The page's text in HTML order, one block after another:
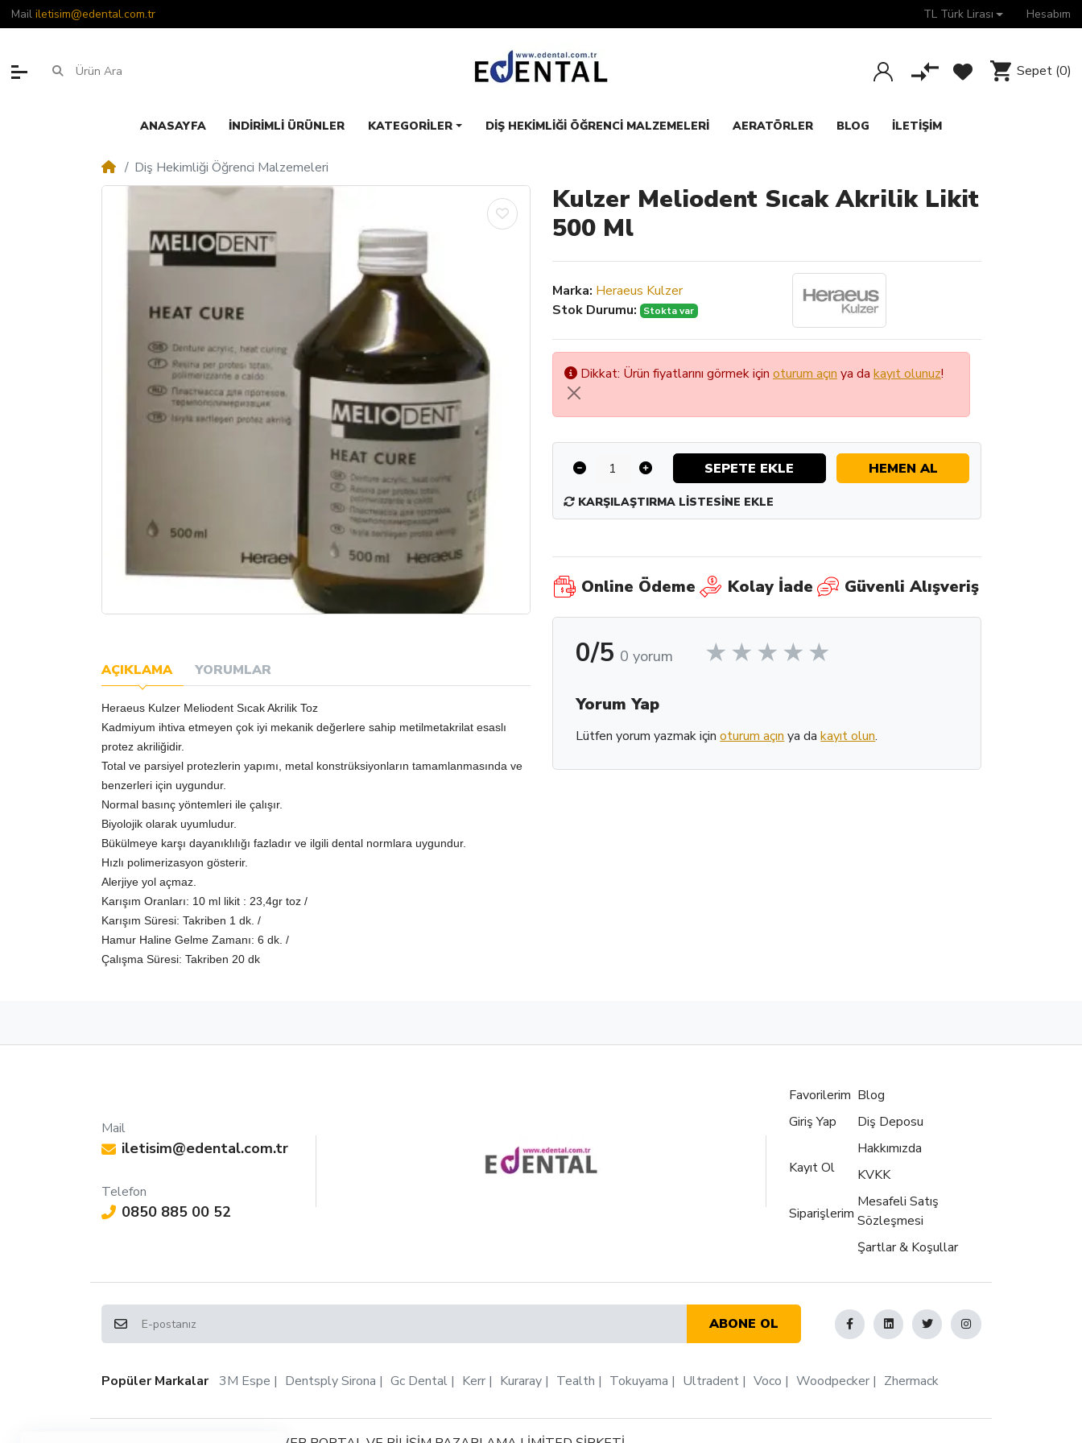
Mail iletisim@edental.com.tr TL Türk Lirası Hesabım
Sepet (0)
ANASAYFA İNDIRIMLI ÜRÜNLER KATEGORILER DIŞ HEKIMLIĞI ÖĞRENCI MALZEMELERI AERATÖRLER BLOG İLETIŞIM
Diş Hekimliği Öğrenci Malzemeleri
AÇIKLAMA YORUMLAR
Heraeus Kulzer Meliodent Sıcak Akrilik Toz
Kadmiyum ihtiva etmeyen çok iyi mekanik değerlere sahip metilmetakrilat esaslı
protez akriliğidir.
Total ve parsiyel protezlerin yapımı, metal konstrüksiyonların tamamlanmasında ve
benzerleri için uygundur.
Normal basınç yöntemleri ile çalışır.
Biyolojik olarak uyumludur.
Bükülmeye karşı dayanıklılığı fazladır ve ilgili dental normlara uygundur.
Hızlı polimerizasyon gösterir.
Alerjiye yol açmaz.
Karışım Oranları: 10 ml likit : 23,4gr toz /
Karışım Süresi: Takriben 1 dk. /
Hamur Haline Gelme Zamanı: 6 dk. /
Çalışma Süresi: Takriben 20 dk
Kulzer Meliodent Sıcak Akrilik Likit
500 Ml
Marka: Heraeus Kulzer
Stok Durumu:
Stokta var
Dikkat: Ürün fiyatlarını görmek için oturum açın ya da kayıt olunuz!
SEPETE EKLE HEMEN AL
KARŞILAŞTIRMA LISTESINE EKLE
Online Ödeme Kolay İade Güvenli Alışveriş
0/5 0 yorum
Yorum Yap
Lütfen yorum yazmak içinoturum açın ya dakayıt olun.
Mail
iletisim@edental.com.tr
Telefon
0850 885 00 52
Favorilerim
Giriş Yap
Kayıt Ol
Siparişlerim
Blog
Diş Deposu
Hakkımızda
KVKK
Mesafeli Satış
Sözleşmesi
Şartlar & Koşullar
ABONE OL
Popüler Markalar 3M Espe Dentsply Sirona Gc Dental Kerr Kuraray Tealth Tokuyama Ultradent Voco Woodpecker Zhermack